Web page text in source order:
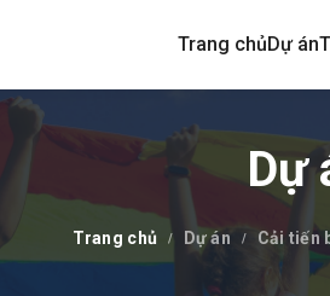
Trang chủDự án
Dự
Trang chủ Dự án Cải tiến